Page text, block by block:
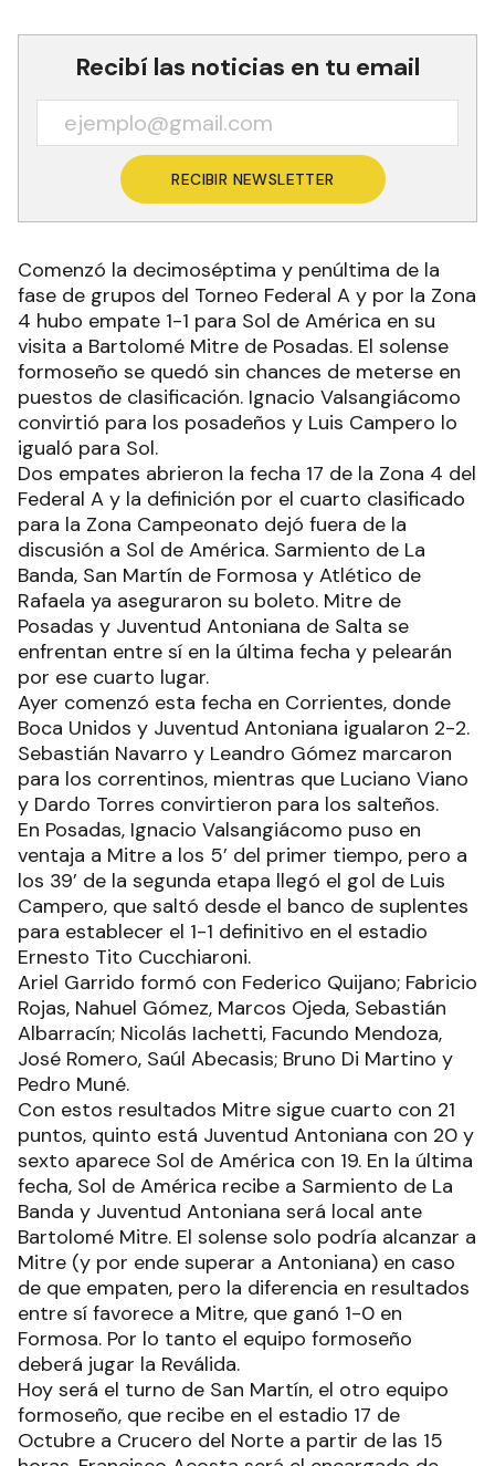
Recibí las noticias en tu email
RECIBIR NEWSLETTER
Comenzó la decimoséptima y penúltima de la
fase de grupos del Torneo Federal A y por la Zona
4 hubo empate 1-1 para Sol de América en su
visita a Bartolomé Mitre de Posadas. El solense
formoseño se quedó sin chances de meterse en
puestos de clasificación. Ignacio Valsangiácomo
convirtió para los posadeños y Luis Campero lo
igualó para Sol.
Dos empates abrieron la fecha 17 de la Zona 4 del
Federal A y la definición por el cuarto clasificado
para la Zona Campeonato dejó fuera de la
discusión a Sol de América. Sarmiento de La
Banda, San Martín de Formosa y Atlético de
Rafaela ya aseguraron su boleto. Mitre de
Posadas y Juventud Antoniana de Salta se
enfrentan entre sí en la última fecha y pelearán
por ese cuarto lugar.
Ayer comenzó esta fecha en Corrientes, donde
Boca Unidos y Juventud Antoniana igualaron 2-2.
Sebastián Navarro y Leandro Gómez marcaron
para los correntinos, mientras que Luciano Viano
y Dardo Torres convirtieron para los salteños.
En Posadas, Ignacio Valsangiácomo puso en
ventaja a Mitre a los 5’ del primer tiempo, pero a
los 39’ de la segunda etapa llegó el gol de Luis
Campero, que saltó desde el banco de suplentes
para establecer el 1-1 definitivo en el estadio
Ernesto Tito Cucchiaroni.
Ariel Garrido formó con Federico Quijano; Fabricio
Rojas, Nahuel Gómez, Marcos Ojeda, Sebastián
Albarracín; Nicolás Iachetti, Facundo Mendoza,
José Romero, Saúl Abecasis; Bruno Di Martino y
Pedro Muné.
Con estos resultados Mitre sigue cuarto con 21
puntos, quinto está Juventud Antoniana con 20 y
sexto aparece Sol de América con 19. En la última
fecha, Sol de América recibe a Sarmiento de La
Banda y Juventud Antoniana será local ante
Bartolomé Mitre. El solense solo podría alcanzar a
Mitre (y por ende superar a Antoniana) en caso
de que empaten, pero la diferencia en resultados
entre sí favorece a Mitre, que ganó 1-0 en
Formosa. Por lo tanto el equipo formoseño
deberá jugar la Reválida.
Hoy será el turno de San Martín, el otro equipo
formoseño, que recibe en el estadio 17 de
Octubre a Crucero del Norte a partir de las 15